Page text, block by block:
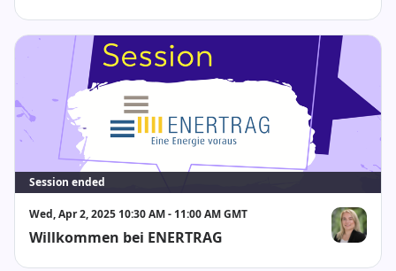
Session ended
Wed, Apr 2, 2025 10:30 AM - 11:00 AM GMT
Willkommen bei ENERTRAG Maret